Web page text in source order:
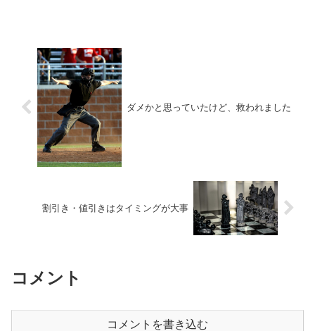
ダメかと思っていたけど、救われました
割引き・値引きはタイミングが大事
コメント
コメントを書き込む